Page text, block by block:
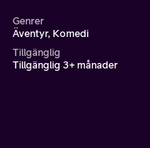
Genrer
Äventyr, Komedi
Tillgänglig
Tillgänglig 3+ månader